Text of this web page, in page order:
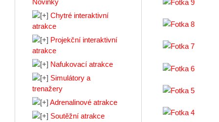
Novinky
Chytré interaktivní
atrakce
Projekční interaktivní
atrakce
Nafukovací atrakce
Simulátory a
trenažery
Adrenalinové atrakce
Soutěžní atrakce